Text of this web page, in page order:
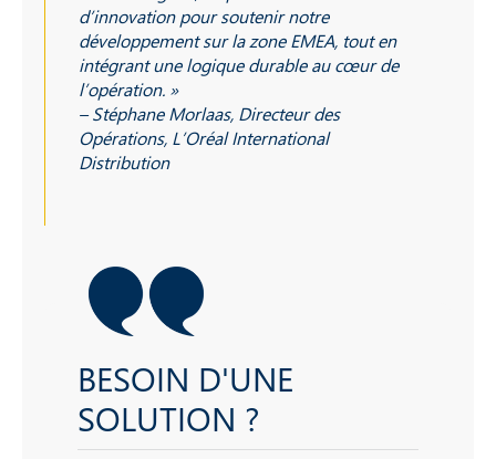
d’innovation pour soutenir notre
développement sur la zone EMEA, tout en
intégrant une logique durable au cœur de
l’opération. »
– Stéphane Morlaas, Directeur des
Opérations, L’Oréal International
Distribution
BESOIN D'UNE
SOLUTION ?